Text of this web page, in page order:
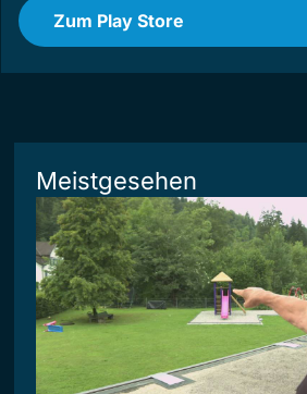
Zum Play Store
Meistgesehen